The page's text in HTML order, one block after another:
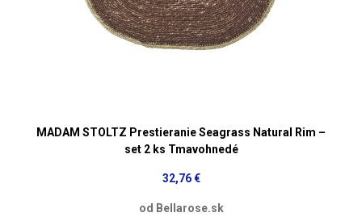
MADAM STOLTZ Prestieranie Seagrass Natural Rim –
set 2 ks Tmavohnedé
32,76 €
od Bellarose.sk